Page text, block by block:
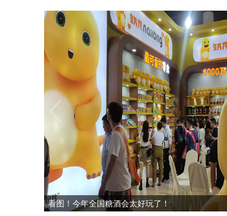
看图！今年全国糖酒会太好玩了！